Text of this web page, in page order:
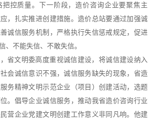
控质量。下一阶段，造价咨询企业要聚焦主
，扎实推进创建措施。造价总站要通过加强诚
诚信服务机制，严格执行失信惩戒规定，促进
、不能失信、不敢失信。
省文明委高度重视诚信建设，将诚信建设纳入
会诚信意识不强，诚信服务缺失的现象，省造
务精神文明示范企业（项目）创建活动，选题
。倡导企业诚信服务，推动我省造价咨询行业
营企业党建文明创建工作意义非同凡响。他建